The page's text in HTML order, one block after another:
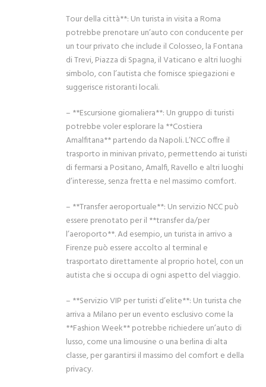
Tour della città**: Un turista in visita a Roma
potrebbe prenotare un’auto con conducente per
un tour privato che include il Colosseo, la Fontana
di Trevi, Piazza di Spagna, il Vaticano e altri luoghi
simbolo, con l’autista che fornisce spiegazioni e
suggerisce ristoranti locali.
– **Escursione giornaliera**: Un gruppo di turisti
potrebbe voler esplorare la **Costiera
Amalfitana** partendo da Napoli. L’NCC offre il
trasporto in minivan privato, permettendo ai turisti
di fermarsi a Positano, Amalfi, Ravello e altri luoghi
d’interesse, senza fretta e nel massimo comfort.
– **Transfer aeroportuale**: Un servizio NCC può
essere prenotato per il **transfer da/per
l’aeroporto**. Ad esempio, un turista in arrivo a
Firenze può essere accolto al terminal e
trasportato direttamente al proprio hotel, con un
autista che si occupa di ogni aspetto del viaggio.
– **Servizio VIP per turisti d’elite**: Un turista che
arriva a Milano per un evento esclusivo come la
**Fashion Week** potrebbe richiedere un’auto di
lusso, come una limousine o una berlina di alta
classe, per garantirsi il massimo del comfort e della
privacy.